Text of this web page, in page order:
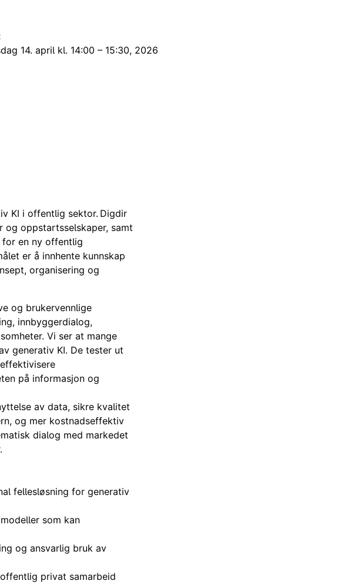
14. april kl. 14:00 – 15:30, 2026
KI i offentlig sektor. Digdir
oppstartsselskaper, samt
en ny offentlig
er å innhente kunnskap
organisering og
og brukervennlige
innbyggerdialog,
Vi ser at mange
generativ KI. De tester ut
på informasjon og
av data, sikre kvalitet
og mer kostnadseffektiv
dialog med markedet
fellesløsning for generativ
som kan
og ansvarlig bruk av
privat samarbeid